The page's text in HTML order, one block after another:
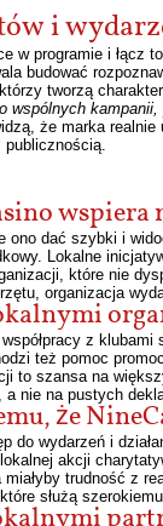
i
w programie i łącz
budować
tworzą
wspólnych
że marka
publicznością.
wspiera
dać szybki i
Lokalne
które nie
organizacja
z
też pomoc
to szansa na
nie na pustych
że
wydarzeń i
akcji
trudność z
służą